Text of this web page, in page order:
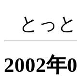
とっ
2002年